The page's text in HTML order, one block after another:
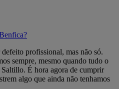
profissional, mas não só.
sempre, mesmo quando tudo o
É hora agora de cumprir
algo que ainda não tenhamos